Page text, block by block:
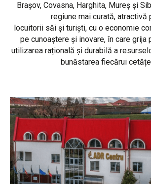
Brașov, Covasna, Harghita, Mureș și
regiune mai curată, atractivă
locuitorii săi și turiști, cu o economie
pe cunoaștere și inovare, în care grija
utilizarea rațională și durabilă a
bunăstarea fiecărui